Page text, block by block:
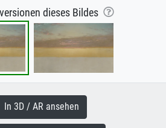
dieses Bildes
In 3D / AR ansehen